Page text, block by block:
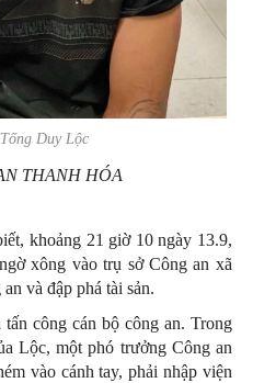
Duy Lộc
THANH HÓA
khoảng 21 giờ 10 ngày 13.9,
xông vào trụ sở Công an xã
và đập phá tài sản.
công cán bộ công an. Trong
Lộc, một phó trưởng Công an
vào cánh tay, phải nhập viện